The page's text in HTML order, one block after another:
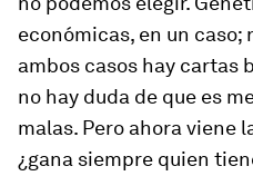
económicas, en un caso;
ambos casos hay cartas
no hay duda de que es
malas. Pero ahora viene
¿gana siempre quien